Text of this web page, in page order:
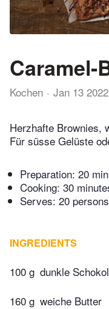
Caramel-
Kochen Jan 13 2022
Herzhafte Brownies,
Für süsse Gelüste
Preparation: 20
Cooking: 30
Serves: 20 persons
INGREDIENTS
100 g dunkle
160 g weiche Butter